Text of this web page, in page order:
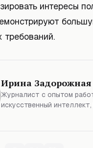
интересы
требований.
Ирина Задорожная
Журналист с опытом
искусственный